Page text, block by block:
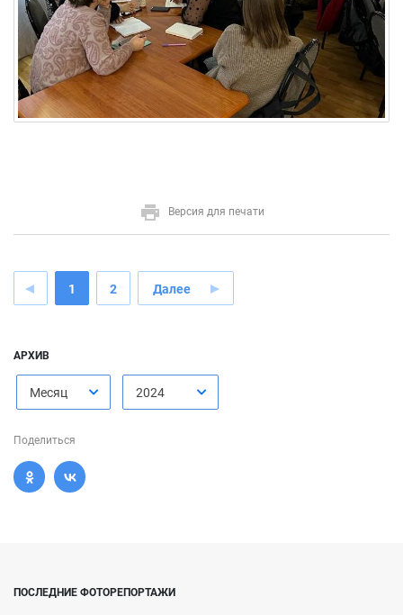
Версия для печати
1 2 Далее
АРХИВ
Месяц 2024
Поделиться
ПОСЛЕДНИЕ ФОТОРЕПОРТАЖИ